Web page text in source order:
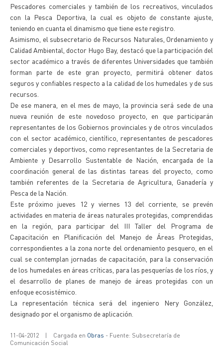
Pescadores comerciales y también de los recreativos, vinculados
con la Pesca Deportiva, la cual es objeto de constante ajuste,
teniendo en cuanta el dinamismo que tiene este registro.
Asimismo, el subsecretario de Recursos Naturales, Ordenamiento y
Calidad Ambiental, doctor Hugo Bay, destacó que la participación del
sector académico a través de diferentes Universidades que también
forman parte de este gran proyecto, permitirá obtener datos
seguros y confiables respecto a la calidad de los humedales y de sus
recursos.
De ese manera, en el mes de mayo, la provincia será sede de una
nueva reunión de este novedoso proyecto, en que participarán
representantes de los Gobiernos provinciales y de otros vinculados
con el sector académico, científico, representantes de pescadores
comerciales y deportivos, como representantes de la Secretaria de
Ambiente y Desarrollo Sustentable de Nación, encargada de la
coordinación general de las distintas tareas del proyecto, como
también referentes de la Secretaria de Agricultura, Ganadería y
Pesca de la Nación.
Este próximo jueves 12 y viernes 13 del corriente, se prevén
actividades en materia de áreas naturales protegidas, comprendidas
en la región, para participar del III Taller del Programa de
Capacitación en Planificación del Manejo de Áreas Protegidas,
correspondientes a la zona norte del ordenamiento pesquero, en el
cual se contemplan jornadas de capacitación, para la conservación
de los humedales en áreas críticas, para las pesquerías de los ríos, y
el desarrollo de planes de manejo de áreas protegidas con un
enfoque ecosistémico.
La representación técnica será del ingeniero Nery González,
designado por el organismo de aplicación.
11-04-2012 | Cargada en Obras - Fuente: Subsecretaría de
Comunicación Social